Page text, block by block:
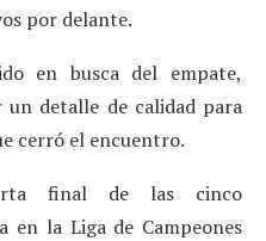
por delante.
en busca del empate,
un detalle de calidad para
cerró el encuentro.
final de las cinco
en la Liga de Campeones